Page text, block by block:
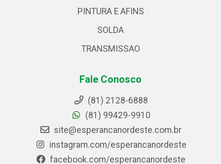
PINTURA E AFINS
SOLDA
TRANSMISSAO
Fale Conosco
(81) 2128-6888
(81) 99429-9910
site@esperancanordeste.com.br
instagram.com/esperancanordeste
facebook.com/esperancanordeste